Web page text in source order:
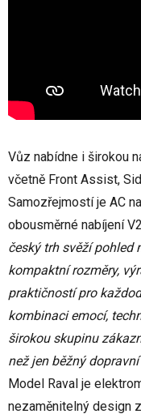
Vůz nabídne i širokou
včetně Front Assist,
Samozřejmostí je AC
obousměrné nabíjení
český trh svěží pohled
kompaktní rozměry,
praktičností pro
kombinaci emocí,
širokou skupinu
než jen běžný
Model Raval je
nezaměnitelný design